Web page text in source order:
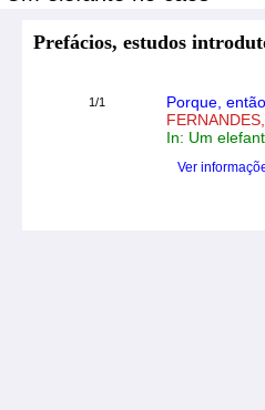
Prefácios, estudos
1/1
Porque,
In: Um
Ver